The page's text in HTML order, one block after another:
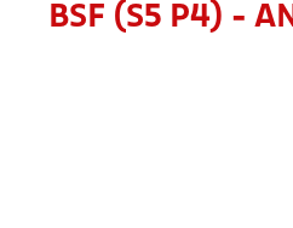
BSF (S5 P4) -